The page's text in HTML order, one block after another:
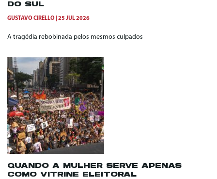
DO SUL
GUSTAVO CIRELLO 25 JUL 2026
A tragédia rebobinada pelos mesmos culpados
QUANDO A MULHER SERVE APENAS
COMO VITRINE ELEITORAL